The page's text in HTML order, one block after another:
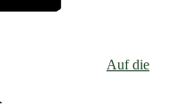
Auf die